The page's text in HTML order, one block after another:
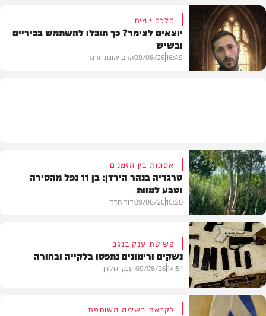
בעולם
הלכה יומית
יוצאים לצימר? כך תוכלו להשתמש בכיריים
ובשיש
16:49
09/08/26הרב יהונתן ורנר
בארץ
אסונות בין הזמנים
טרגדיה בנהר הירדן: בן 11 נפל מהסירה
וטבע למוות
16:20
09/08/26דוד חדד
פשיטת ענק בנגב
נשקים ורימונים נתפסו בלקייה ובחורה
14:51
09/08/26יענקי גולדן
לקראת רשימה משותפת